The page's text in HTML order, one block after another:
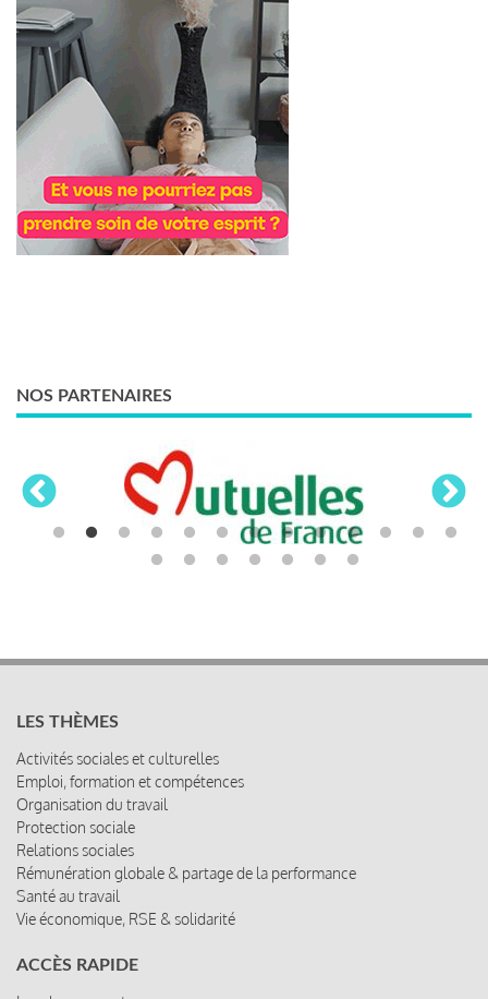
NOS PARTENAIRES
LES THÈMES
Activités sociales et culturelles
Emploi, formation et compétences
Organisation du travail
Protection sociale
Relations sociales
Rémunération globale & partage de la performance
Santé au travail
Vie économique, RSE & solidarité
ACCÈS RAPIDE